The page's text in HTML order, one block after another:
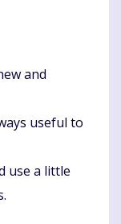
and
useful to
use a little